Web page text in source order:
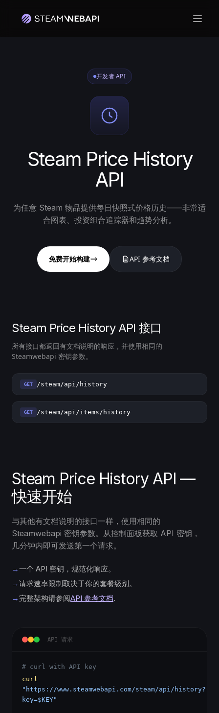
打开
开发者 API
Steam Price History
API
为任意 Steam 物品提供每日快照式价格历史——非常适
合图表、投资组合追踪器和趋势分析。
免费开始构建 API 参考文档
Steam Price History API 接口
所有接口都返回有文档说明的响应，并使用相同的
Steamwebapi 密钥参数。
GET /steam/api/history
GET /steam/api/items/history
Steam Price History API —
快速开始
与其他有文档说明的接口一样，使用相同的
Steamwebapi 密钥参数。从控制面板获取 API 密钥，
几分钟内即可发送第一个请求。
→一个 API 密钥，规范化响应。
→请求速率限制取决于你的套餐级别。
→ 完整架构请参阅API 参考文档.
API 请求
# curl with API key
curl
"https://www.steamwebapi.com/steam/api/history?
key=$KEY"